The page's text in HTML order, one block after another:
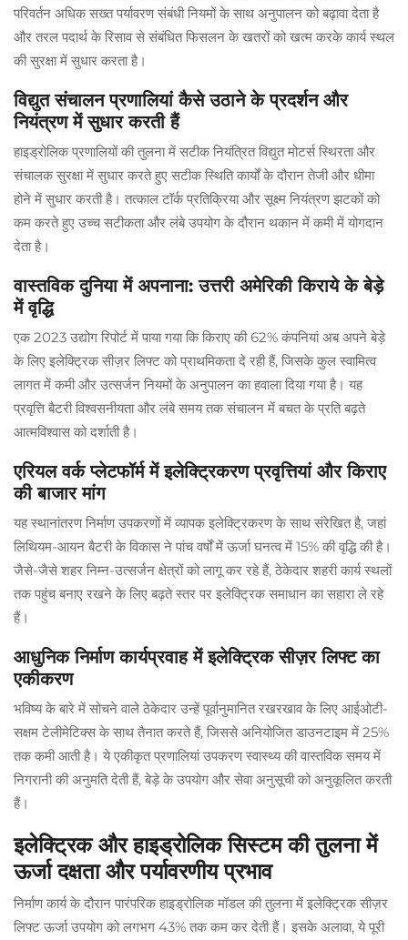
परिवर्तन अधिक सख्त पर्यावरण संबंधी नियमों के साथ अनुपालन को बढ़ावा देता है
और तरल पदार्थ के रिसाव से संबंधित फिसलन के खतरों को खत्म करके कार्य स्थल
की सुरक्षा में सुधार करता है।
विद्युत संचालन प्रणालियां कैसे उठाने के प्रदर्शन और
नियंत्रण में सुधार करती हैं
हाइड्रोलिक प्रणालियों की तुलना में सटीक नियंत्रित विद्युत मोटर्स स्थिरता और
संचालक सुरक्षा में सुधार करते हुए सटीक स्थिति कार्यों के दौरान तेजी और धीमा
होने में सुधार करती है। तत्काल टॉर्क प्रतिक्रिया और सूक्ष्म नियंत्रण झटकों को
कम करते हुए उच्च सटीकता और लंबे उपयोग के दौरान थकान में कमी में योगदान
देता है।
वास्तविक दुनिया में अपनाना: उत्तरी अमेरिकी किराये के बेड़े
में वृद्धि
एक 2023 उद्योग रिपोर्ट में पाया गया कि किराए की 62% कंपनियां अब अपने बेड़े
के लिए इलेक्ट्रिक सीज़र लिफ्ट को प्राथमिकता दे रही हैं, जिसके कुल स्वामित्व
लागत में कमी और उत्सर्जन नियमों के अनुपालन का हवाला दिया गया है। यह
प्रवृत्ति बैटरी विश्वसनीयता और लंबे समय तक संचालन में बचत के प्रति बढ़ते
आत्मविश्वास को दर्शाती है।
एरियल वर्क प्लेटफॉर्म में इलेक्ट्रिकरण प्रवृत्तियां और किराए
की बाजार मांग
यह स्थानांतरण निर्माण उपकरणों में व्यापक इलेक्ट्रिकरण के साथ संरेखित है, जहां
लिथियम-आयन बैटरी के विकास ने पांच वर्षों में ऊर्जा घनत्व में 15% की वृद्धि की है।
जैसे-जैसे शहर निम्न-उत्सर्जन क्षेत्रों को लागू कर रहे हैं, ठेकेदार शहरी कार्य स्थलों
तक पहुंच बनाए रखने के लिए बढ़ते स्तर पर इलेक्ट्रिक समाधान का सहारा ले रहे
हैं।
आधुनिक निर्माण कार्यप्रवाह में इलेक्ट्रिक सीज़र लिफ्ट का
एकीकरण
भविष्य के बारे में सोचने वाले ठेकेदार उन्हें पूर्वानुमानित रखरखाव के लिए आईओटी-
सक्षम टेलीमेटिक्स के साथ तैनात करते हैं, जिससे अनियोजित डाउनटाइम में 25%
तक कमी आती है। ये एकीकृत प्रणालियां उपकरण स्वास्थ्य की वास्तविक समय में
निगरानी की अनुमति देती हैं, बेड़े के उपयोग और सेवा अनुसूची को अनुकूलित करती
हैं।
इलेक्ट्रिक और हाइड्रोलिक सिस्टम की तुलना में
ऊर्जा दक्षता और पर्यावरणीय प्रभाव
निर्माण कार्य के दौरान पारंपरिक हाइड्रोलिक मॉडल की तुलना में इलेक्ट्रिक सीज़र
लिफ्ट ऊर्जा उपयोग को लगभग 43% तक कम कर देती हैं। इसके अलावा, ये पूरी